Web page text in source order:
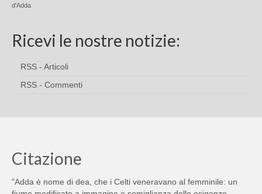
d'Adda
Ricevi le nostre notizie:
RSS - Articoli
RSS - Commenti
Citazione
"Adda è nome di dea, che i Celti veneravano al femminile: un